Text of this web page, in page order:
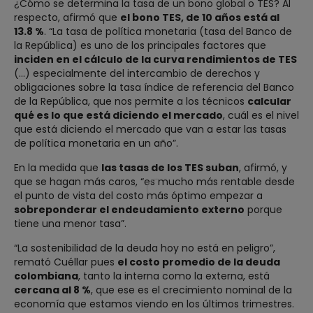
¿Cómo se determina la tasa de un bono global o TES? Al
respecto, afirmó que el bono TES, de 10 años está al
13.8 %. “La tasa de política monetaria (tasa del Banco de
la República) es uno de los principales factores que
inciden en el cálculo de la curva rendimientos de TES
(...) especialmente del intercambio de derechos y
obligaciones sobre la tasa índice de referencia del Banco
de la República, que nos permite a los técnicos calcular
qué es lo que está diciendo el mercado, cuál es el nivel
que está diciendo el mercado que van a estar las tasas
de política monetaria en un año”.
En la medida que las tasas de los TES suban, afirmó, y
que se hagan más caros, “es mucho más rentable desde
el punto de vista del costo más óptimo empezar a
sobreponderar el endeudamiento externo porque
tiene una menor tasa”.
“La sostenibilidad de la deuda hoy no está en peligro”,
remató Cuéllar pues el costo promedio de la deuda
colombiana, tanto la interna como la externa, está
cercana al 8 %, que ese es el crecimiento nominal de la
economía que estamos viendo en los últimos trimestres.